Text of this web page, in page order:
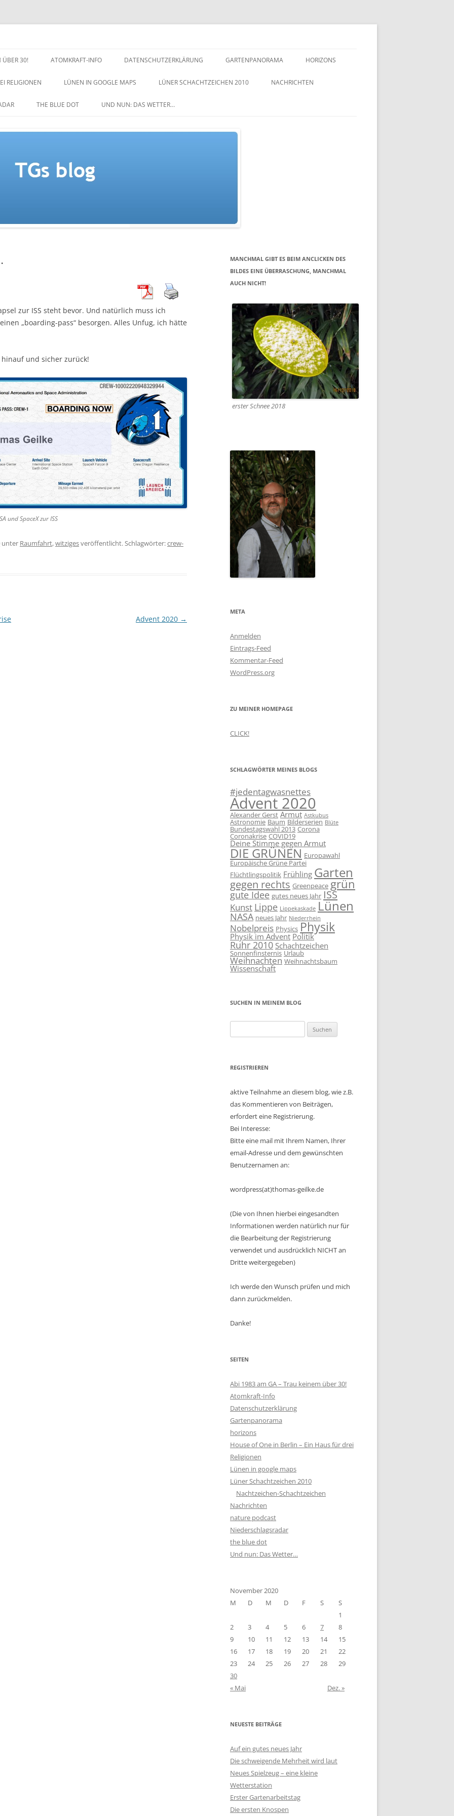
ÜBER 30! ATOMKRAFT-INFO DATENSCHUTZERKLÄRUNG GARTENPANORAMA HORIZONS
RELIGIONEN LÜNEN IN GOOGLE MAPS LÜNER SCHACHTZEICHEN 2010
NACHTZEICHEN-SCHACHTZEICHEN
NACHRICHTEN
THE BLUE DOT UND NUN: DAS WETTER…
zur ISS steht bevor. Und natürlich muss ich
„boarding-pass“ besorgen. Alles Unfug, ich hätte
und sicher zurück!
und SpaceX zur ISS
unter Raumfahrt,witzigesveröffentlicht. Schlagwörter:crew-
Advent 2020 →
MANCHMAL GIBT ES BEIM ANCLICKEN DES
BILDES EINE ÜBERRASCHUNG, MANCHMAL
AUCH NICHT!
erster Schnee 2018
META
Anmelden
Eintrags-Feed
Kommentar-Feed
WordPress.org
ZU MEINER HOMEPAGE
CLICK!
SCHLAGWÖRTER MEINES BLOGS
#jedentagwasnettes
Advent 2020
Alexander Gerst Armut Astkubus
Astronomie Baum Bilderserien Blüte
Bundestagswahl 2013 Corona
Coronakrise COVID19
Deine Stimme gegen Armut
DIE GRÜNEN Europawahl
Europäische Grüne Partei
Flüchtlingspolitik Frühling Garten
gegen rechts Greenpeace grün
gute Idee gutes neues Jahr ISS
Kunst Lippe Lippekaskade Lünen
NASA neues Jahr Niederrhein
Nobelpreis Physics Physik
Physik im Advent Politik
Ruhr 2010 Schachtzeichen
Sonnenfinsternis Urlaub
Weihnachten Weihnachtsbaum
Wissenschaft
SUCHEN IN MEINEM BLOG
nach:
REGISTRIEREN
aktive Teilnahme an diesem blog, wie z.B.
das Kommentieren von Beiträgen,
erfordert eine Registrierung.
Bei Interesse:
Bitte eine mail mit Ihrem Namen, Ihrer
email-Adresse und dem gewünschten
Benutzernamen an:
wordpress(at)thomas-geilke.de
(Die von Ihnen hierbei eingesandten
Informationen werden natürlich nur für
die Bearbeitung der Registrierung
verwendet und ausdrücklich NICHT an
Dritte weitergegeben)
Ich werde den Wunsch prüfen und mich
dann zurückmelden.
Danke!
SEITEN
Abi 1983 am GA – Trau keinem über 30!
Atomkraft-Info
Datenschutzerklärung
Gartenpanorama
horizons
House of One in Berlin – Ein Haus für drei
Religionen
Lünen in google maps
Lüner Schachtzeichen 2010
Nachtzeichen-Schachtzeichen
Nachrichten
nature podcast
Niederschlagsradar
the blue dot
Und nun: Das Wetter…
November 2020
M
D M D F S
S
1
2
3 4 5 6 7
8
9
10 11 12 13 14
15
16
17 18 19 20 21
22
23
24 25 26 27 28
29
30
« Mai
Dez. »
NEUESTE BEITRÄGE
Auf ein gutes neues Jahr
Die schweigende Mehrheit wird laut
Neues Spielzeug – eine kleine
Wetterstation
Erster Gartenarbeitstag
Die ersten Knospen